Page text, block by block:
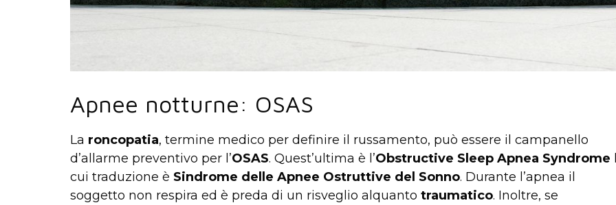
Apnee notturne: OSAS
La roncopatia, termine medico per definire il russamento, può essere il campanello
d’allarme preventivo per l’OSAS. Quest’ultima è l’Obstructive Sleep Apnea Syndrome
cui traduzione è Sindrome delle Apnee Ostruttive del Sonno. Durante l’apnea il
soggetto non respira ed è preda di un risveglio alquanto traumatico. Inoltre, se